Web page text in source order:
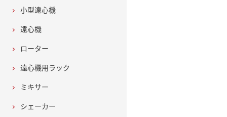
小型遠心機
遠心機
ローター
遠心機用ラック
ミキサー
シェーカー